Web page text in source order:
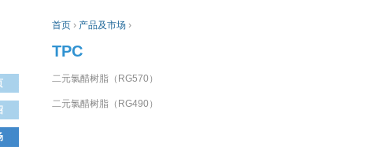
首页 › 产品及市场 ›
TPC
二元氯醋树脂（RG570）
二元氯醋树脂（RG490）